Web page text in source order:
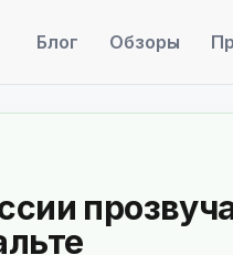
Блог Обзоры